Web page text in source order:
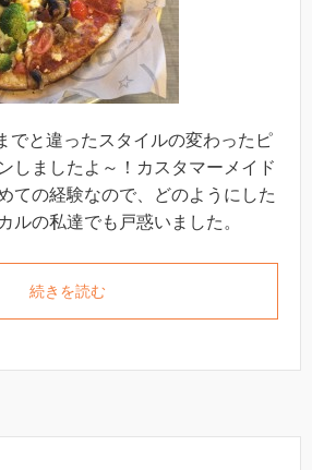
でと違ったスタイルの変わったピ
しましたよ～！カスタマーメイド
ての経験なので、どのようにした
ルの私達でも戸惑いました。
続きを読む